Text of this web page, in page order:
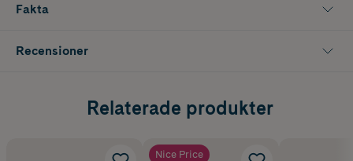
Fakta
Recensioner
Relaterade produkter
Nice Price